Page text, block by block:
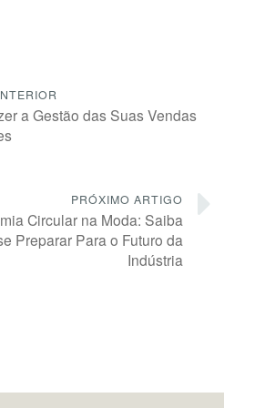
a Gestão das Suas Vendas
PRÓXIMO ARTIGO
Circular na Moda: Saiba
Preparar Para o Futuro da
Indústria